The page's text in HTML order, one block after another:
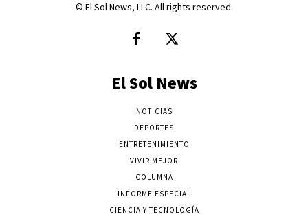
© El Sol News, LLC. All rights reserved.
El Sol News
NOTICIAS
DEPORTES
ENTRETENIMIENTO
VIVIR MEJOR
COLUMNA
INFORME ESPECIAL
CIENCIA Y TECNOLOGÍA